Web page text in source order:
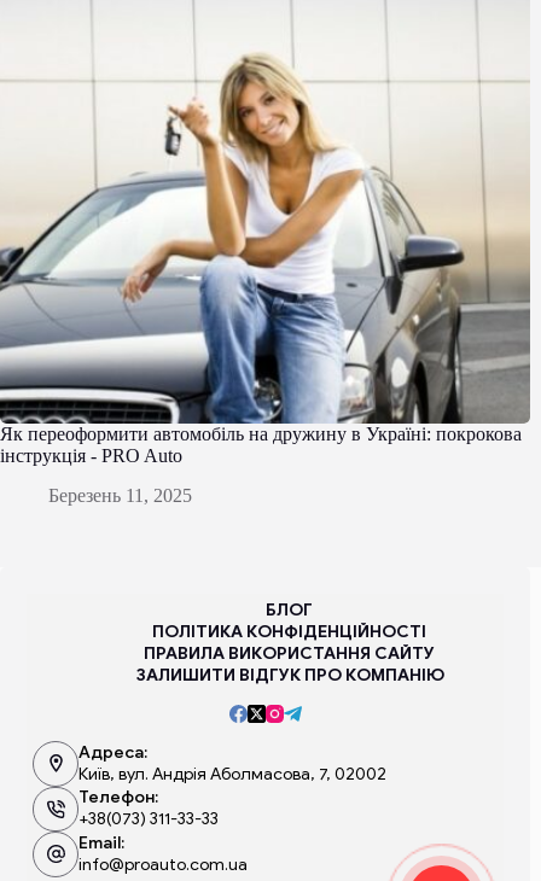
Як переоформити автомобіль на дружину в Україні: покрокова
інструкція - PRO Auto
Березень 11, 2025
БЛОГ
ПОЛІТИКА КОНФІДЕНЦІЙНОСТІ
ПРАВИЛА ВИКОРИСТАННЯ САЙТУ
ЗАЛИШИТИ ВІДГУК ПРО КОМПАНІЮ
Адреса:
Київ, вул. Андрія Аболмасова, 7, 02002
Телефон:
+38(073) 311-33-33
Email:
info@proauto.com.ua